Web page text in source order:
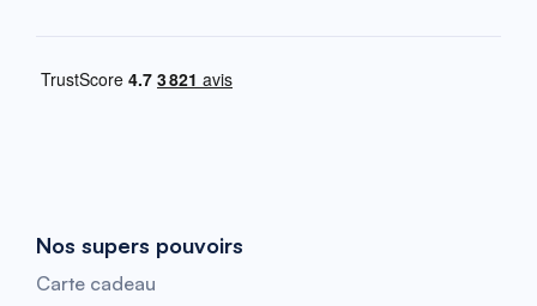
Nos supers pouvoirs
Carte cadeau